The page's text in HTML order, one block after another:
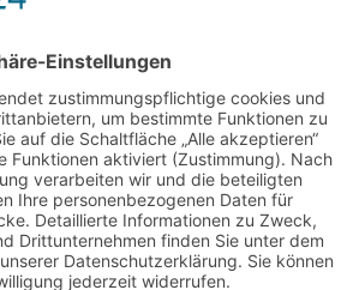
DIN EN ISO 9001:2015